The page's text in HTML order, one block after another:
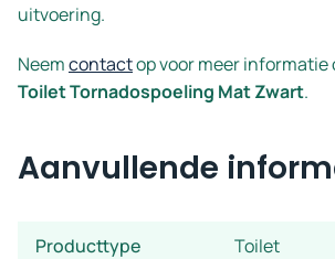
uitvoering.
Neemcontactop voor meer informatie
Toilet Tornadospoeling Mat Zwart.
Aanvullende
Producttype Toilet